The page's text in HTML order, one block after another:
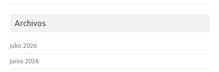
Archivos
julio 2026
junio 2026